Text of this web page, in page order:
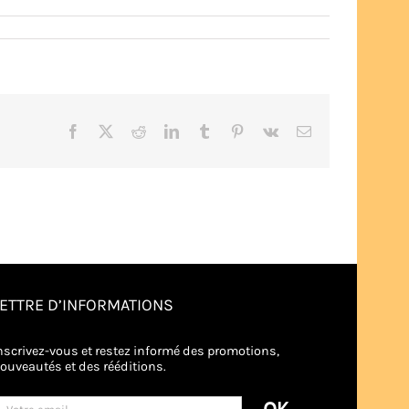
Facebook RedditLinkedInTumblr Pinterest
Vk Email
D’INFORMATIONS
vous et restez informé des promotions,
et des rééditions.